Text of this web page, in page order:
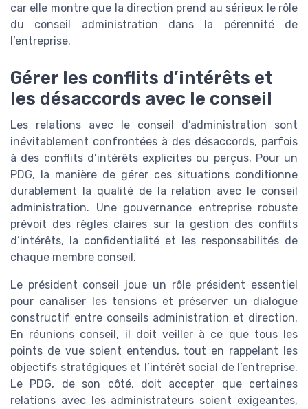
car elle montre que la direction prend au sérieux le rôle
du conseil administration dans la pérennité de
l’entreprise.
Gérer les conflits d’intérêts et
les désaccords avec le conseil
Les relations avec le conseil d’administration sont
inévitablement confrontées à des désaccords, parfois
à des conflits d’intérêts explicites ou perçus. Pour un
PDG, la manière de gérer ces situations conditionne
durablement la qualité de la relation avec le conseil
administration. Une gouvernance entreprise robuste
prévoit des règles claires sur la gestion des conflits
d’intérêts, la confidentialité et les responsabilités de
chaque membre conseil.
Le président conseil joue un rôle président essentiel
pour canaliser les tensions et préserver un dialogue
constructif entre conseils administration et direction.
En réunions conseil, il doit veiller à ce que tous les
points de vue soient entendus, tout en rappelant les
objectifs stratégiques et l’intérêt social de l’entreprise.
Le PDG, de son côté, doit accepter que certaines
relations avec les administrateurs soient exigeantes,